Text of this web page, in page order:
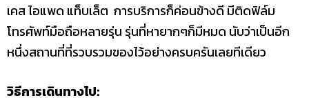
เคส ไอแพด แท็บเล็ต การบริการก็ค่อนข้างดี มีติดฟิล์ม
โทรศัพท์มือถือหลายรุ่น รุ่นที่หายากๆก็มีหมด นับว่าเป็นอีก
หนึ่งสถานที่ที่รวบรวมของไว้อย่างครบครันเลยทีเดียว
วิธีการเดินทางไป: